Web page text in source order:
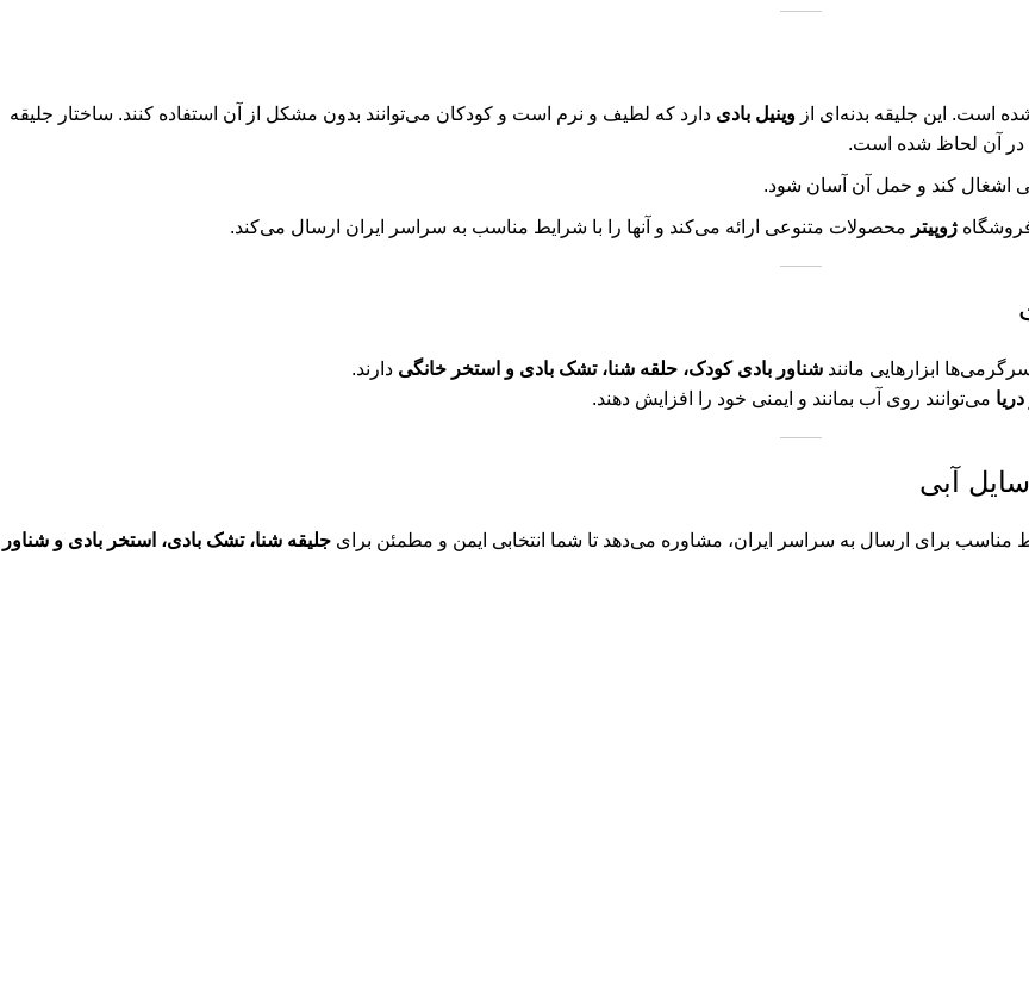
است. این جلیقه بدنه‌ای از وینیل بادی دارد که لطیف و نرم است و کودکان می‌توانند بدون مشکل از آن استفاده کنند. ساختار جلیقه
در آن لحاظ شده است.
اشغال کند و حمل آن آسان شود.
ژوپیتر محصولات متنوعی ارائه می‌کند و آنها را با شرایط مناسب به سراسر ایران ارسال می‌کند.
ابزارهایی مانند شناور بادی کودک، حلقه شنا، تشک بادی و استخر خانگی دارند.
می‌توانند روی آب بمانند و ایمنی خود را افزایش دهند.
آبی
برای ارسال به سراسر ایران، مشاوره می‌دهد تا شما انتخابی ایمن و مطمئن برای جلیقه شنا، تشک بادی، استخر بادی و شناور